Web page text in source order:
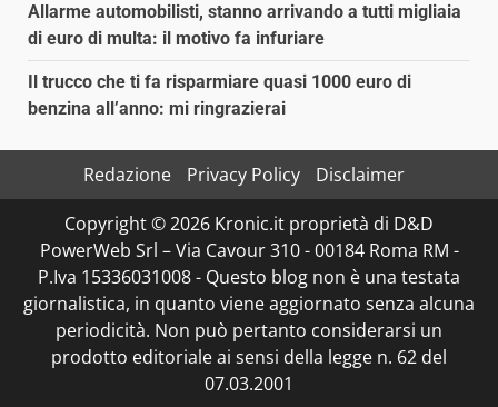
Allarme automobilisti, stanno arrivando a tutti migliaia
di euro di multa: il motivo fa infuriare
Il trucco che ti fa risparmiare quasi 1000 euro di
benzina all’anno: mi ringrazierai
Redazione Privacy Policy
Disclaimer
Copyright © 2026 Kronic.it proprietà di D&D
PowerWeb Srl – Via Cavour 310 - 00184 Roma RM -
P.Iva 15336031008 - Questo blog non è una testata
giornalistica, in quanto viene aggiornato senza alcuna
periodicità. Non può pertanto considerarsi un
prodotto editoriale ai sensi della legge n. 62 del
07.03.2001